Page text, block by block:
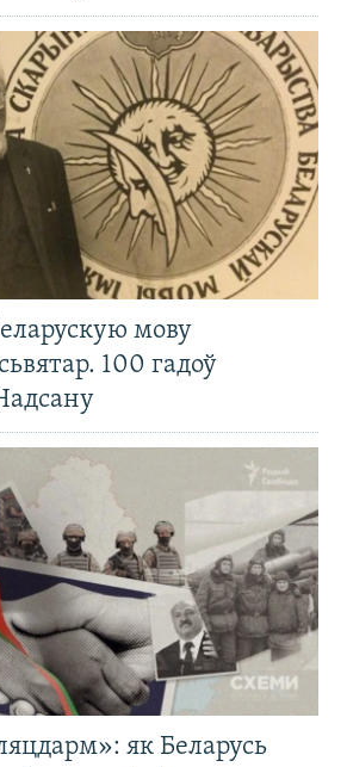
мову
100 гадоў
як Беларусь